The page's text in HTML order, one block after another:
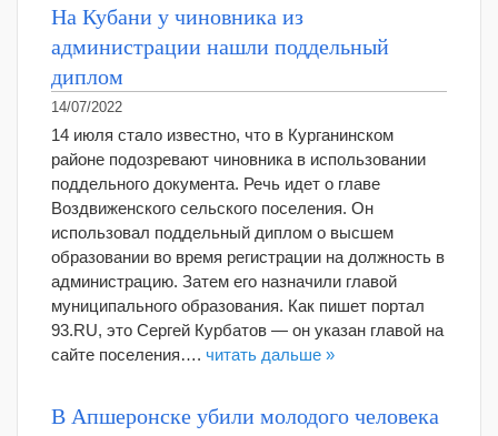
На Кубани у чиновника из
администрации нашли поддельный
диплом
14/07/2022
14 июля стало известно, что в Курганинском
районе подозревают чиновника в использовании
поддельного документа. Речь идет о главе
Воздвиженского сельского поселения. Он
использовал поддельный диплом о высшем
образовании во время регистрации на должность в
администрацию. Затем его назначили главой
муниципального образования. Как пишет портал
93.RU, это Сергей Курбатов — он указан главой на
сайте поселения…. читать дальше »
В Апшеронске убили молодого человека